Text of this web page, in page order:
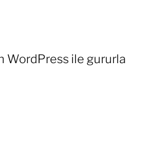
WordPress ile gururla